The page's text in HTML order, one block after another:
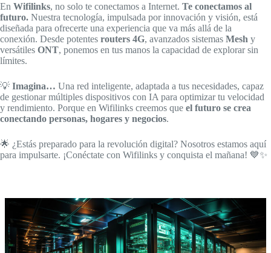
En Wifilinks, no solo te conectamos a Internet. Te conectamos al
futuro. Nuestra tecnología, impulsada por innovación y visión, está
diseñada para ofrecerte una experiencia que va más allá de la
conexión. Desde potentes routers 4G, avanzados sistemas Mesh y
versátiles ONT, ponemos en tus manos la capacidad de explorar sin
límites.
💡 Imagina… Una red inteligente, adaptada a tus necesidades, capaz
de gestionar múltiples dispositivos con IA para optimizar tu velocidad
y rendimiento. Porque en Wifilinks creemos que el futuro se crea
conectando personas, hogares y negocios.
🌟 ¿Estás preparado para la revolución digital? Nosotros estamos aquí
para impulsarte. ¡Conéctate con Wifilinks y conquista el mañana! 💙✨